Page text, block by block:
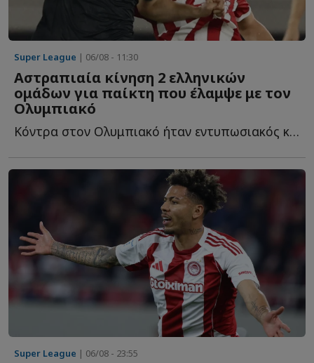
Super League | 06/08 - 11:30
Αστραπιαία κίνηση 2 ελληνικών
ομάδων για παίκτη που έλαμψε με τον
Ολυμπιακό
Κόντρα στον Ολυμπιακό ήταν εντυπωσιακός και ήδη δύο ε...
Super League | 06/08 - 23:55